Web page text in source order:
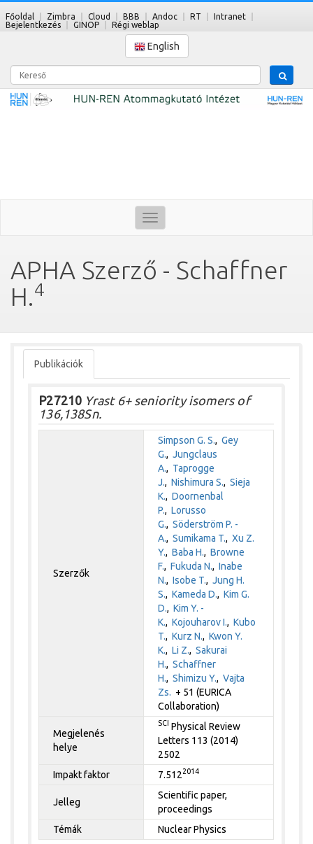
Főoldal Zimbra Cloud BBB Andoc RT
Intranet
Bejelentkezés
GINOP Régi weblap
English
Kereső
Toggle
navigation
APHA Szerző - Schaffner
H.4
Publikációk
P27210 Yrast 6+ seniority isomers of
136,138Sn.
Szerzők
Simpson G. S.,Gey
G.,Jungclaus
A., Taprogge
J.,Nishimura S.,Sieja
K.,Doornenbal
P.,Lorusso
G.,Söderström P. -
A.,Sumikama T.,Xu Z.
Y.,Baba H.,Browne
F.,Fukuda N.,Inabe
N.,Isobe T.,Jung H.
S.,Kameda D.,Kim G.
D.,Kim Y. -
K.,Kojouharov I.,Kubo
T.,Kurz N.,Kwon Y.
K.,Li Z.,Sakurai
H.,Schaffner
H.,Shimizu Y.,Vajta
Zs. + 51 (EURICA
Collaboration)
Megjelenés
helye
SCI Physical Review
Letters 113 (2014)
2502
Impakt faktor
7.5122014
Jelleg
Scientific paper,
proceedings
Témák
Nuclear Physics